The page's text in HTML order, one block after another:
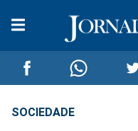
CompartilharCompartilhar
SOCIEDADE